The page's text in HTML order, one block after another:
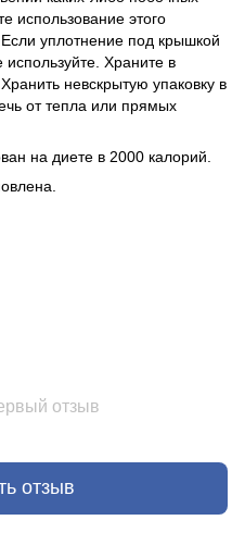
использование этого
Если уплотнение под крышкой
используйте. Храните в
невскрытую упаковку в
от тепла или прямых
на диете в 2000 калорий.
отзыв
отзыв